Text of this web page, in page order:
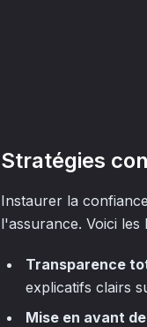
Stratégies
Instaurer la
l'assurance. Voici les
Transparence
explicatifs clairs
Mise en avant